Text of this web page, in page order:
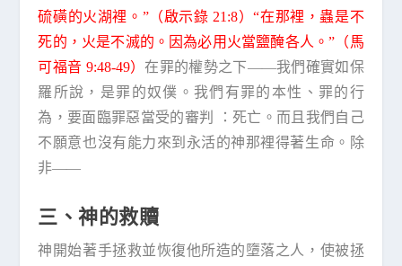
硫磺的火湖裡。”（啟示錄 21:8）“在那裡，蟲是不
死的，火是不滅的。因為必用火當鹽醃各人。”（馬
可福音 9:48-49）在罪的權勢之下——我們確實如保
羅所說，是罪的奴僕。我們有罪的本性、罪的行
為，要面臨罪惡當受的審判 ：死亡。而且我們自己
不願意也沒有能力來到永活的神那裡得著生命。除
非——
三、神的救贖
神開始著手拯救並恢復他所造的墮落之人，使被拯